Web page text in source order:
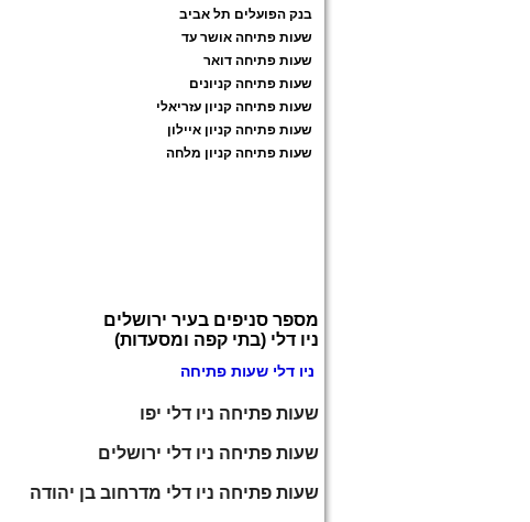
בנק הפועלים תל אביב
שעות פתיחה אושר עד
שעות פתיחה דואר
שעות פתיחה קניונים
שעות פתיחה קניון עזריאלי
שעות פתיחה קניון איילון
שעות פתיחה קניון מלחה
מספר סניפים בעיר ירושלים
ניו דלי (בתי קפה ומסעדות)
ניו דלי שעות פתיחה
שעות פתיחה ניו דלי יפו
שעות פתיחה ניו דלי ירושלים
שעות פתיחה ניו דלי מדרחוב בן יהודה